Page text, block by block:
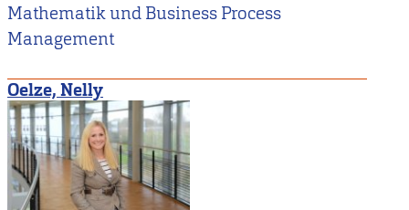
Mathematik und Business Process
Management
Oelze, Nelly